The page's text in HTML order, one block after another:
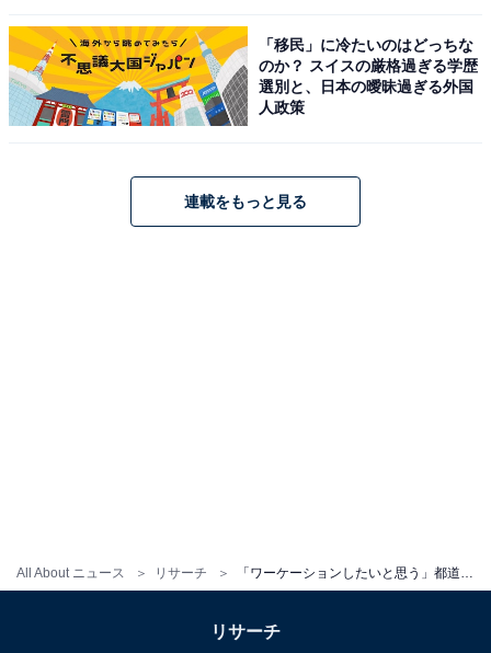
All About ニュース リサーチ 「ワーケーションしたいと思う」都道府県ランキング！ 2位「東京都」、1位は？
「移民」に冷たいのはどっちな
のか？ スイスの厳格過ぎる学歴
選別と、日本の曖昧過ぎる外国
人政策
連載をもっと見る
リサーチ